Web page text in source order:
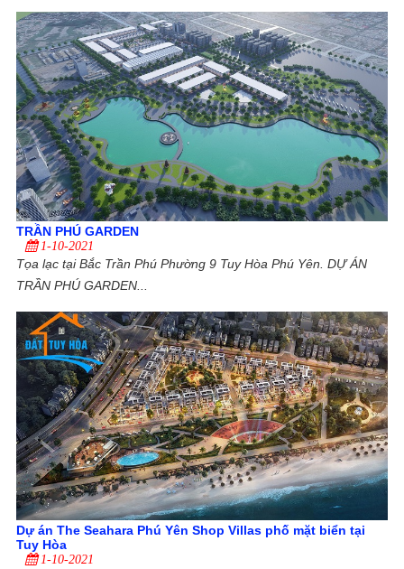
TRẦN PHÚ GARDEN
1-10-2021
Tọa lạc tại Bắc Trần Phú Phường 9 Tuy Hòa Phú Yên. DỰ ÁN
TRẦN PHÚ GARDEN...
Dự án The Seahara Phú Yên Shop Villas phố mặt biển tại
Tuy Hòa
1-10-2021